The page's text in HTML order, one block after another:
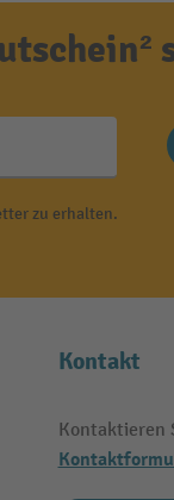
zu erhalten.
Kontakt
Kontaktieren